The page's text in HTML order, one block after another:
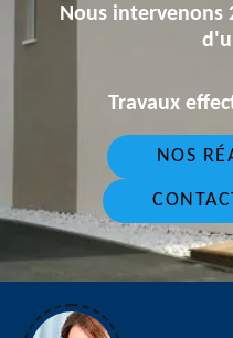
Nous intervenons
Travaux
NOS